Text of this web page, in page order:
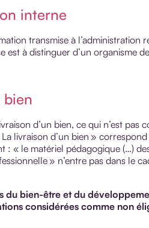
interne
transmise à l’administration
est à distinguer d’un organisme
bien
d’un bien, ce qui n’est pas
livraison d’un bien »
« le matériel pédagogique (…)
» n’entre pas dans le
du bien-être et du
considérées comme non